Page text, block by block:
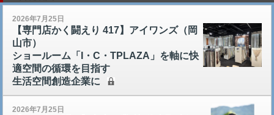
2026年7月25日
【専門店かく闘えり 417】アイワンズ（岡
山市）
ショールーム「I・C・TPLAZA」を軸に快
適空間の循環を目指す
生活空間創造企業に
2026年7月25日